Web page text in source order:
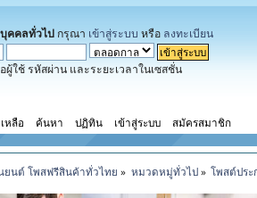
บุคคลทั่วไป กรุณา เข้าสู่ระบบ หรือ ลงทะเบียน
ผู้ใช้ รหัสผ่าน และระยะเวลาในเซสชั่น
หลือ ค้นหา ปฏิทิน เข้าสู่ระบบ สมัครสมาชิก
นต์ โพสฟรีสินค้าทั่วไทย » หมวดหมู่ทั่วไป» โพสต์ประ